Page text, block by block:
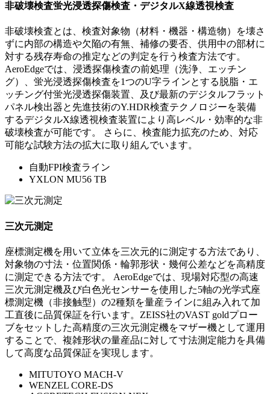
非破壊検査蛍光浸透探傷検査・デジタルX線透視検査
非破壊検査とは、検査対象物（材料・機器・構造物）を壊さ
ずに内部の構造や欠陥の有無、補修の要否、供用中の部材に
対する残存寿命の推定などの判定を行う検査方法です。
AeroEdgeでは、浸透探傷検査の前処理（洗浄、エッチン
グ）、蛍光浸透探傷検査を1つのU字ラインとする脱脂・エ
ッチング付蛍光浸透探傷装置、及び最新のデジタルフラット
パネル検出器と先進技術のY.HDR検査テクノロジーを装備
するデジタルX線透視検査装置により高レベル・効率的な非
破壊検査が可能です。 さらに、検査能力拡充のため、対応
可能な試験方法の拡大に取り組んでいます。
自動FPI検査ライン
YXLON MU56 TB
三次元測定
座標測定機を用いて立体を三次元的に測定する方法であり、
対象物の寸法・位置関係・輪郭形状・幾何公差などを高精度
に測定できる方法です。 AeroEdgeでは、現場対応型の高速
三次元測定機及び白色光センサーを使用した5軸の光学式座
標測定機（非接触型）の2種類を量産ラインに組み入れて加
工直後に品質保証を行います。ZEISS社のVAST goldプロー
ブをセットした高精度の三次元測定機をマザー機として運用
することで、複雑形状の量産品に対して寸法測定能力を具備
して高度な品質保証を実現します。
MITUTOYO MACH-V
WENZEL CORE-DS